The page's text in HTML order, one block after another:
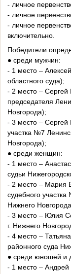
- личное
- личное
- личное
включительно.
Победители
● среди мужчин:
- 1 место –
областного суда);
- 2 место –
председателя
Новгорода);
- 3 место – Сергей
участка №7
Новгорода);
● среди женщин:
- 1 место –
судьи
- 2 место – Мария
судебного участка
Нижнего
- 3 место – Юлия
г. Нижнего
- 4 место –
районного суда
● среди юношей и
- 1 место – Андрей